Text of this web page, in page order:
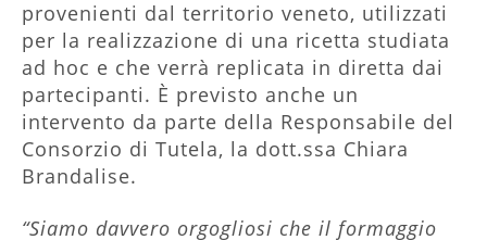
provenienti dal territorio veneto, utilizzati
per la realizzazione di una ricetta studiata
ad hoc e che verrà replicata in diretta dai
partecipanti. È previsto anche un
intervento da parte della Responsabile del
Consorzio di Tutela, la dott.ssa Chiara
Brandalise.
“Siamo davvero orgogliosi che il formaggio